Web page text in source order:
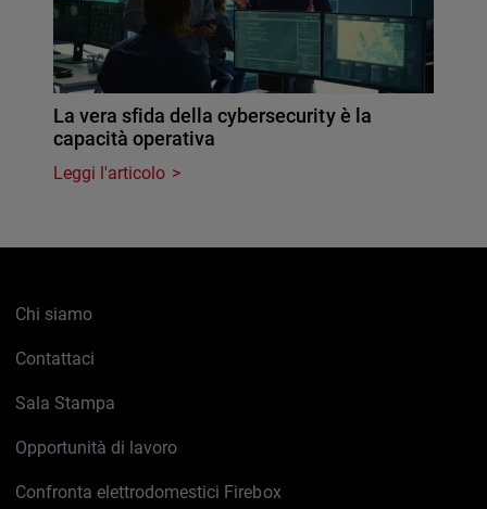
La vera sfida della cybersecurity è la
capacità operativa
Leggi l'articolo
Chi siamo
Contattaci
Sala Stampa
Opportunità di lavoro
Confronta elettrodomestici Firebox